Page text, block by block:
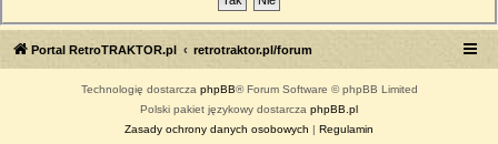
Portal RetroTRAKTOR.pl retrotraktor.pl/forum
Technologię dostarcza phpBB® Forum Software © phpBB Limited
Polski pakiet językowy dostarcza phpBB.pl
Zasady ochrony danych osobowych | Regulamin